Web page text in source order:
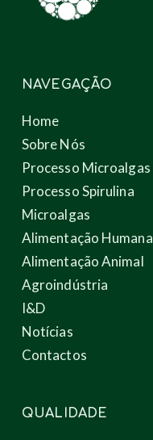
NAVEGAÇÃO
Home
Sobre Nós
Processo Microalgas
Processo Spirulina
Microalgas
Alimentação Humana
Alimentação Animal
Agroindústria
I&D
Notícias
Contactos
QUALIDADE